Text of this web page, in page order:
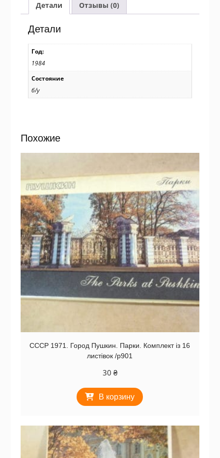
Марта!
Художник
Коновалов
р801
Детали Отзывы (0)
Детали
Год:
1984
Состояние
б/у
Похожие
СССР 1971. Город Пушкин. Парки. Комплект із 16
листівок /р901
30 ₴
В корзину